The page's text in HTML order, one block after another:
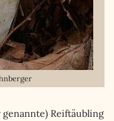
Reiftäubling